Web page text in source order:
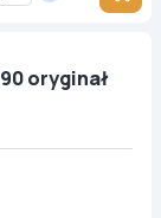
oryginał